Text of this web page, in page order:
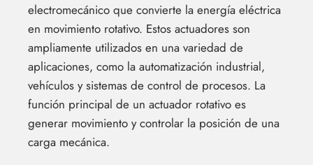
electromecánico que convierte la energía eléctrica
en movimiento rotativo. Estos actuadores son
ampliamente utilizados en una variedad de
aplicaciones, como la automatización industrial,
vehículos y sistemas de control de procesos. La
función principal de un actuador rotativo es
generar movimiento y controlar la posición de una
carga mecánica.